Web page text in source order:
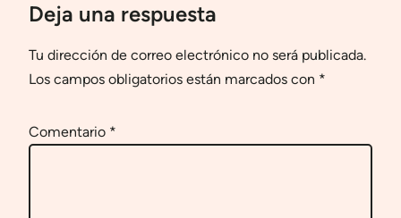
Deja una respuesta
Tu dirección de correo electrónico no será publicada.
Los campos obligatorios están marcados con *
Comentario *